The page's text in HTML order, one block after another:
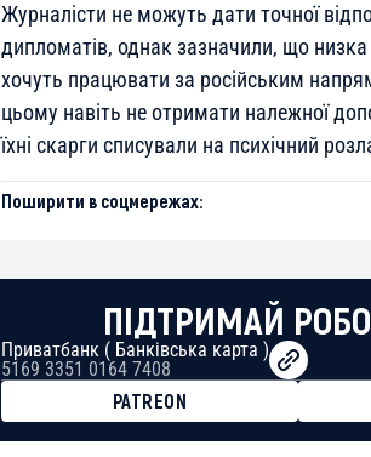
Журналісти не можуть дати точної
дипломатів, однак зазначили, що низка
хочуть працювати за російським
цьому навіть не отримати належної
їхні скарги списували на психічний
Поширити в соцмережах:
ПІДТРИМАЙ
Приватбанк ( Банківська карта )
5169 3351 0164 7408
PATREON